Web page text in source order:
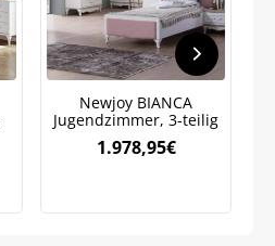
Newjoy BIANCA
Jugendzimmer, 3-teilig
1.978,95€
Laufenden über
wie wir Ihre Daten für
Lesen Sie unsere